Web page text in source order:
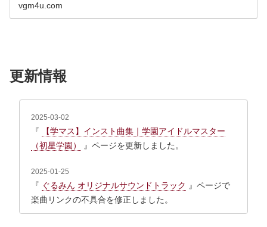
vgm4u.com
更新情報
2025-03-02
『
【学マス】インスト曲集｜学園アイドルマスター
（初星学園）
』ページを更新しました。
2025-01-25
『 ぐるみん オリジナルサウンドトラック 』ページで
楽曲リンクの不具合を修正しました。